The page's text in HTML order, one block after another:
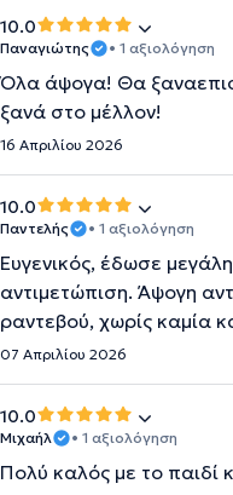
10.0
Παναγιώτης • 1 αξιολόγηση
Όλα άψογα! Θα
ξανά στο μέλλον!
16 Απριλίου 2026
10.0
Παντελής • 1 αξιολόγηση
Ευγενικός, έδωσε
αντιμετώπιση. Άψογη
ραντεβού, χωρίς καμία
07 Απριλίου 2026
10.0
Μιχαήλ • 1 αξιολόγηση
Πολύ καλός με το παιδί